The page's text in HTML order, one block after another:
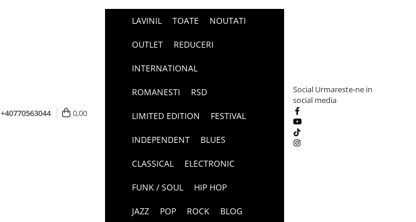
+40770563044 0,00
LAVINIL TOATE NOUTATI
OUTLET REDUCERI
INTERNATIONAL
ROMANESTI RSD
LIMITED EDITION FESTIVAL
INDEPENDENT BLUES
CLASSICAL ELECTRONIC
FUNK / SOUL HIP HOP
JAZZ POP ROCK BLOG
Social Urmareste-ne in
social media